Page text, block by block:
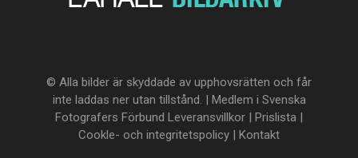
© Alla bilder är skyddade av upphovsrätten och får
inte laddas ner utan tillstånd. | Medlem i Svenska
Fotografers Förbund Leveransvillkor | Prislista |
Cookle- och integritetspolicy | Kontakt